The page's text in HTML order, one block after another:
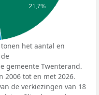
21,7%
het aantal en
gemeente Twenterand.
2006 tot en met 2026.
de verkiezingen van 18